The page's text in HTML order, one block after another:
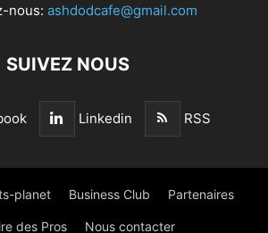
nous: ashdodcafe@gmail.com
SUIVEZ NOUS
Linkedin RSS
planet Business Club Partenaires
des Pros Nous contacter